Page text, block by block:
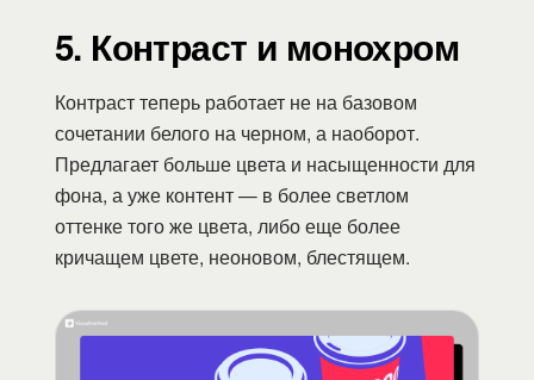
5. Контраст и монохром
Контраст теперь работает не на базовом
сочетании белого на черном, а наоборот.
Предлагает больше цвета и насыщенности для
фона, а уже контент — в более светлом
оттенке того же цвета, либо еще более
кричащем цвете, неоновом, блестящем.